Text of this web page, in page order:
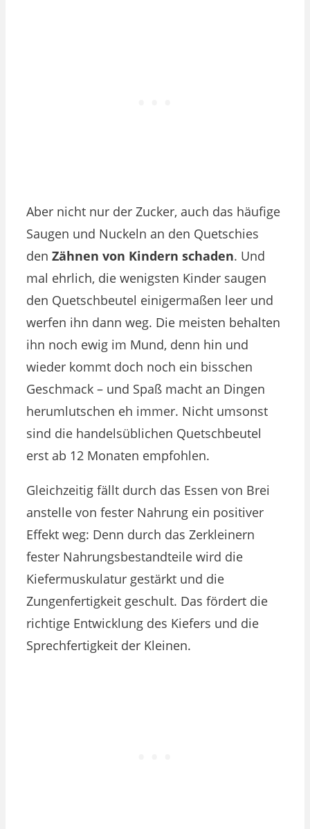
Aber nicht nur der Zucker, auch das häufige
Saugen und Nuckeln an den Quetschies
den Zähnen von Kindern schaden. Und
mal ehrlich, die wenigsten Kinder saugen
den Quetschbeutel einigermaßen leer und
werfen ihn dann weg. Die meisten behalten
ihn noch ewig im Mund, denn hin und
wieder kommt doch noch ein bisschen
Geschmack – und Spaß macht an Dingen
herumlutschen eh immer. Nicht umsonst
sind die handelsüblichen Quetschbeutel
erst ab 12 Monaten empfohlen.
Gleichzeitig fällt durch das Essen von Brei
anstelle von fester Nahrung ein positiver
Effekt weg: Denn durch das Zerkleinern
fester Nahrungsbestandteile wird die
Kiefermuskulatur gestärkt und die
Zungenfertigkeit geschult. Das fördert die
richtige Entwicklung des Kiefers und die
Sprechfertigkeit der Kleinen.